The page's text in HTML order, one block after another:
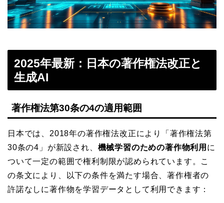
2025年最新：日本の著作権法改正と
生成AI
著作権法第30条の4の適用範囲
日本では、2018年の著作権法改正により「著作権法第
30条の4」が新設され、 機械学習のための著作物利用 に
ついて一定の範囲で権利制限が認められています。こ
の条文により、以下の条件を満たす場合、著作権者の
許諾なしに著作物を学習データとして利用できます：